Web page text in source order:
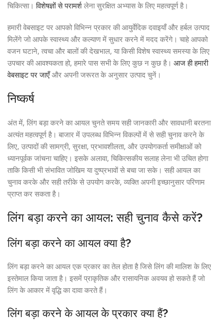
चिकित्सा।विशेषज्ञों से परामर्श लेना सुरक्षित अभ्यास के लिए महत्वपूर्ण है।
हमारी वेबसाइट पर आपको विभिन्न प्रकार की आयुर्वेदिक दवाइयाँ और हर्बल उत्पाद
मिलेंगे जो आपके स्वास्थ्य और कल्याण में सुधार करने में मदद करेंगे। चाहे आपको
वजन घटाने, त्वचा और बालों की देखभाल, या किसी विशेष स्वास्थ्य समस्या के लिए
उपचार की आवश्यकता हो, हमारे पास सभी के लिए कुछ न कुछ है। आज ही हमारी
वेबसाइट पर जाएँऔर अपनी जरूरत के अनुसार उत्पाद चुनें।
निष्कर्ष
अंत में, लिंग बड़ा करने का आयल चुनते समय सही जानकारी और सावधानी बरतना
अत्यंत महत्वपूर्ण है। बाजार में उपलब्ध विभिन्न विकल्पों में से सही चुनाव करने के
लिए, उत्पादों की सामग्री, सुरक्षा, प्रभावशीलता, और उपयोगकर्ता समीक्षाओं को
ध्यानपूर्वक जांचना चाहिए। इसके अलावा, चिकित्सकीय सलाह लेना भी उचित होगा
ताकि किसी भी संभावित जोखिम या दुष्प्रभावों से बचा जा सके। सही आयल का
चुनाव करके और सही तरीके से उपयोग करके, व्यक्ति अपनी इच्छानुसार परिणाम
प्राप्त कर सकता है।
लिंग बड़ा करने का आयल: सही चुनाव कैसे करें?
लिंग बड़ा करने का आयल क्या है?
लिंग बड़ा करने का आयल एक प्रकार का तेल होता है जिसे लिंग की मालिश के लिए
इस्तेमाल किया जाता है। इसमें प्राकृतिक और रासायनिक अवयव हो सकते हैं जो
लिंग के आकार में वृद्धि का दावा करते हैं।
लिंग बड़ा करने के आयल के प्रकार क्या हैं?